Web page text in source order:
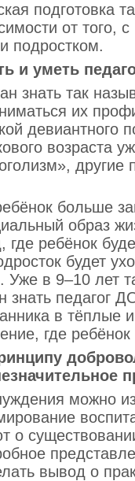
подготовка
от того,
подростком.
и уметь
знать так
их
девиантного
возраста
другие
больше
образ
где ребёнок
будет
в 9–10 лет
знать педагог
в тёплые
где
можно
о
вывод о